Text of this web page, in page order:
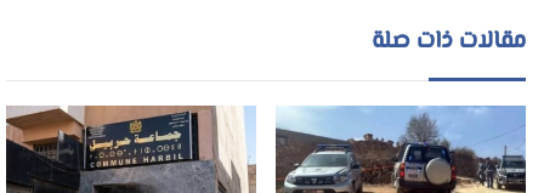
مقالات ذات صلة